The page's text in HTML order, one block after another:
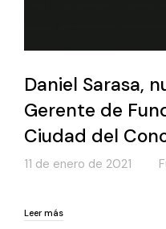
Daniel Sarasa,
Gerente de
Ciudad del
11 de enero de 2021
Leer más